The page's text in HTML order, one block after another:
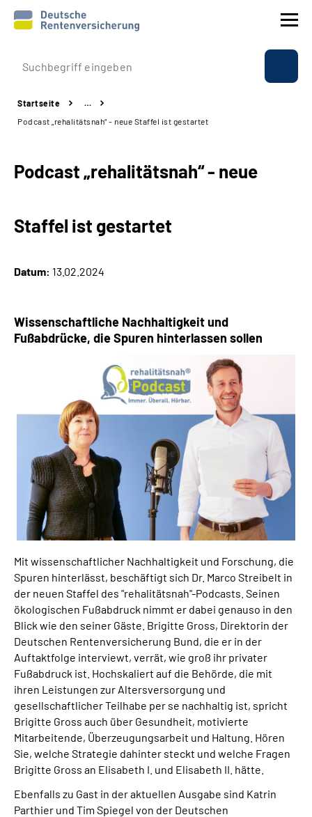
Prävention
Reha
Experten
Über uns & Presse
Suche
Inhalte in Gebärdensprache (DGS)
Leichte Sprache
Mein Kundenportal
Startseite
…
Podcast „rehalitätsnah“ - neue Staffel ist gestartet
Podcast „rehalitätsnah“ - neue
Staffel ist gestartet
Datum: 13.02.2024
Wissenschaftliche Nachhaltigkeit und
Fußabdrücke, die Spuren hinterlassen sollen
Mit wissenschaftlicher Nachhaltigkeit und Forschung, die
Spuren hinterlässt, beschäftigt sich Dr. Marco Streibelt in
der neuen Staffel des "rehalitätsnah"-Podcasts. Seinen
ökologischen Fußabdruck nimmt er dabei genauso in den
Blick wie den seiner Gäste. Brigitte Gross, Direktorin der
Deutschen Rentenversicherung Bund, die er in der
Auftaktfolge interviewt, verrät, wie groß ihr privater
Fußabdruck ist. Hochskaliert auf die Behörde, die mit
ihren Leistungen zur Altersversorgung und
gesellschaftlicher Teilhabe per se nachhaltig ist, spricht
Brigitte Gross auch über Gesundheit, motivierte
Mitarbeitende, Überzeugungsarbeit und Haltung. Hören
Sie, welche Strategie dahinter steckt und welche Fragen
Brigitte Gross an Elisabeth I. und Elisabeth II. hätte.
Ebenfalls zu Gast in der aktuellen Ausgabe sind Katrin
Parthier und Tim Spiegel von der Deutschen